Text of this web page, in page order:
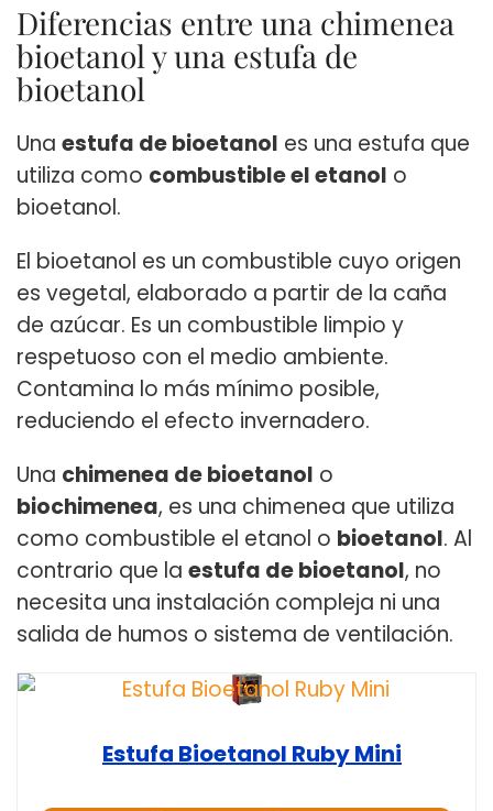
Diferencias entre una chimenea
bioetanol y una estufa de
bioetanol
Una estufa de bioetanol es una estufa que
utiliza como combustible el etanol o
bioetanol.
El bioetanol es un combustible cuyo origen
es vegetal, elaborado a partir de la caña
de azúcar. Es un combustible limpio y
respetuoso con el medio ambiente.
Contamina lo más mínimo posible,
reduciendo el efecto invernadero.
Una chimenea de bioetanol o
biochimenea, es una chimenea que utiliza
como combustible el etanol o bioetanol. Al
contrario que la estufa de bioetanol, no
necesita una instalación compleja ni una
salida de humos o sistema de ventilación.
Estufa Bioetanol Ruby Mini